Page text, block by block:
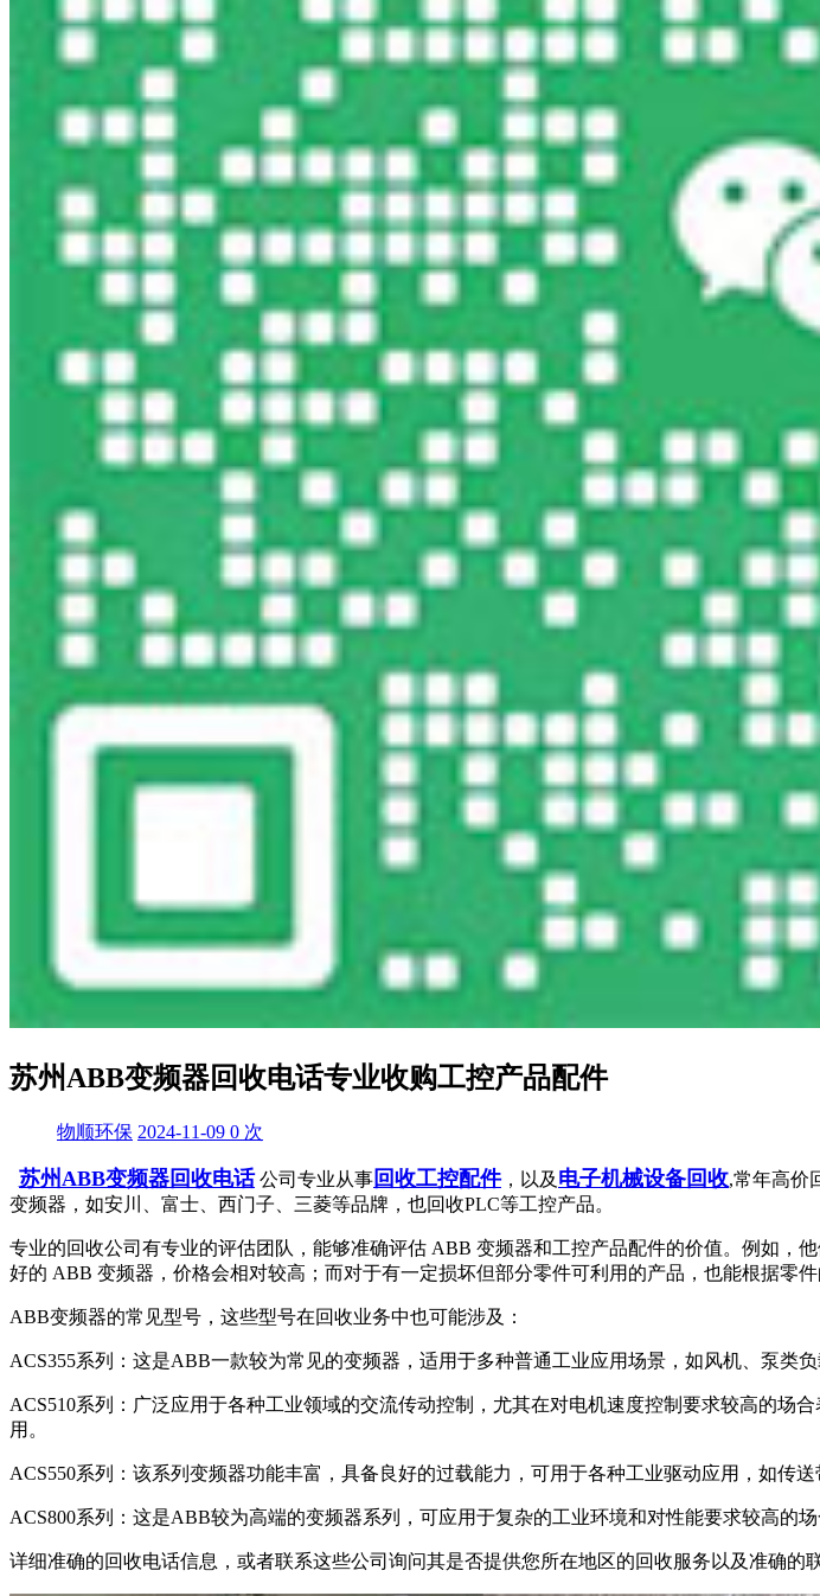
苏州ABB变频器回收电话专业收购工控产品配件
物顺环保 2024-11-09 0 次
苏州ABB变频器回收电话公司专业从事回收工控配件，以及 电子机械设备回收,常年高价
变频器，如安川、富士、西门子、三菱等品牌，也回收PLC等工控产品。
专业的回收公司有专业的评估团队，能够准确评估 ABB 变频器和工控产品配件的价值。例如
好的 ABB 变频器，价格会相对较高；而对于有一定损坏但部分零件可利用的产品，也能根据零件
ABB变频器的常见型号，这些型号在回收业务中也可能涉及：
ACS355系列：这是ABB一款较为常见的变频器，适用于多种普通工业应用场景，如风机、泵类负
ACS510系列：广泛应用于各种工业领域的交流传动控制，尤其在对电机速度控制要求较高的
用。
ACS550系列：该系列变频器功能丰富，具备良好的过载能力，可用于各种工业驱动应用，如传送
ACS800系列：这是ABB较为高端的变频器系列，可应用于复杂的工业环境和对性能要求较高的
详细准确的回收电话信息，或者联系这些公司询问其是否提供您所在地区的回收服务以及准确的